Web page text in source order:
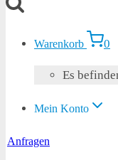
Warenkorb 0
Es
Mein Konto
Anfragen